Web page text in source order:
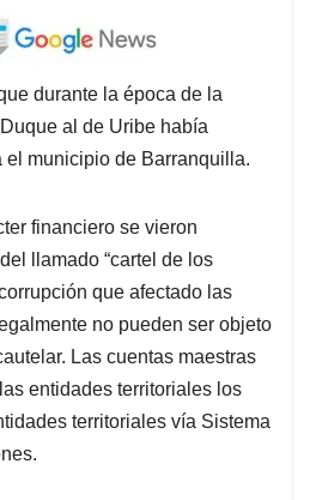
durante la época de la
al de Uribe había
el municipio de Barranquilla.
financiero se vieron
llamado “cartel de los
que afectado las
no pueden ser objeto
Las cuentas maestras
entidades territoriales los
territoriales vía Sistema